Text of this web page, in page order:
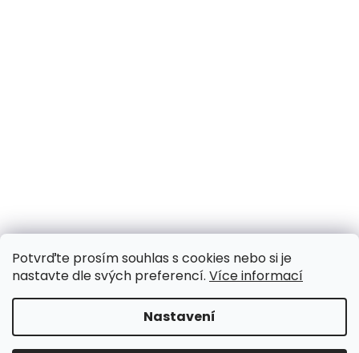
Potvrďte prosím souhlas s cookies nebo si je
nastavte dle svých preferencí. Více informací
Nastavení